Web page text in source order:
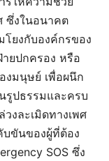
ซึ่งในอนาคต
โยงกับองค์กรของ
ายปกครอง หรือ
มนุษย์ เพื่อผนึก
รูปธรรมและครบ
งละเมิดทางเพศ
บขันของผู้ที่ต้อง
SOS ซึ่ง